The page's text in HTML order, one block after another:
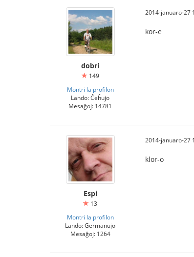
dobri
149
Montri la profilon
Lando: Ĉeĥujo
Mesaĝoj: 14781
2014-januaro-27
kor-e
Espi
13
Montri la profilon
Lando: Germanujo
Mesaĝoj: 1264
2014-januaro-27
klor-o